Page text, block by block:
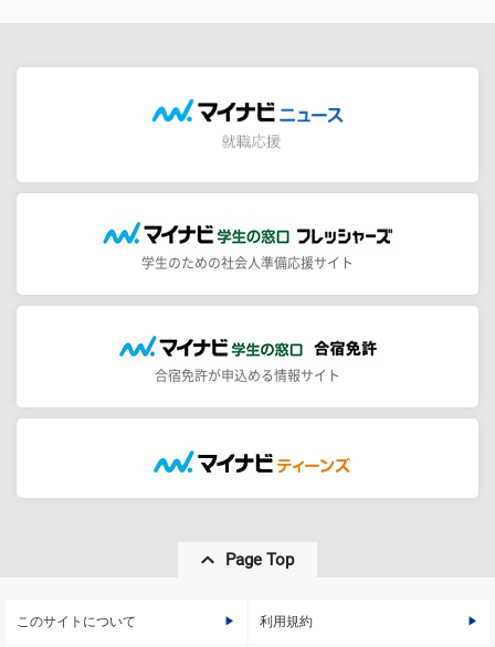
学生のための社会人準備応援サイト
合宿免許が申込める情報サイト
Page Top
このサイトについて 利用規約